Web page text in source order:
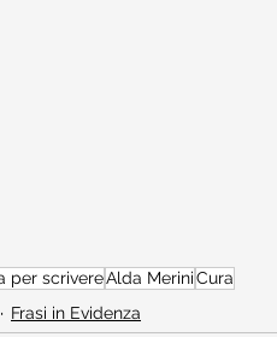
per scrivereAlda MeriniCura
Frasi in Evidenza